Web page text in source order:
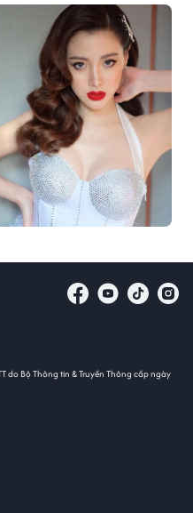
do Bộ Thông tin & Truyền Thông cấp ngày